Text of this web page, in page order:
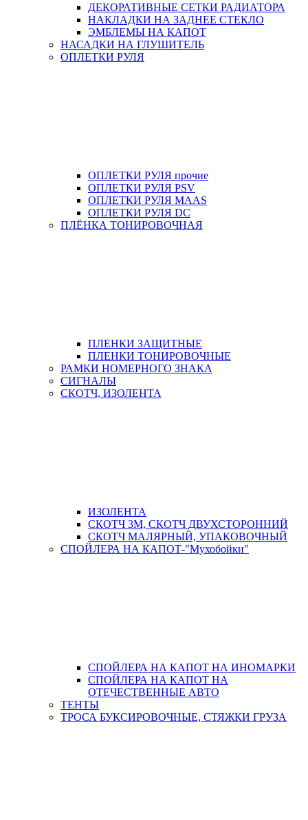
ДЕКОРАТИВНЫЕ СЕТКИ РАДИАТОРА
НАКЛАДКИ НА ЗАДНЕЕ СТЕКЛО
ЭМБЛЕМЫ НА КАПОТ
НАСАДКИ НА ГЛУШИТЕЛЬ
ОПЛЕТКИ РУЛЯ
ОПЛЕТКИ РУЛЯ прочие
ОПЛЕТКИ РУЛЯ PSV
ОПЛЕТКИ РУЛЯ MAAS
ОПЛЕТКИ РУЛЯ DC
ПЛЁНКА ТОНИРОВОЧНАЯ
ПЛЕНКИ ЗАЩИТНЫЕ
ПЛЕНКИ ТОНИРОВОЧНЫЕ
РАМКИ НОМЕРНОГО ЗНАКА
СИГНАЛЫ
СКОТЧ, ИЗОЛЕНТА
ИЗОЛЕНТА
СКОТЧ 3М, СКОТЧ ДВУХСТОРОННИЙ
СКОТЧ МАЛЯРНЫЙ, УПАКОВОЧНЫЙ
СПОЙЛЕРА НА КАПОТ-"Мухобойки"
СПОЙЛЕРА НА КАПОТ НА ИНОМАРКИ
СПОЙЛЕРА НА КАПОТ НА
ОТЕЧЕСТВЕННЫЕ АВТО
ТЕНТЫ
ТРОСА БУКСИРОВОЧНЫЕ, СТЯЖКИ ГРУЗА